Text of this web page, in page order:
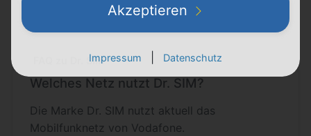
FAQ zu Dr. SIM
Welches Netz nutzt Dr. SIM?
Die Marke Dr. SIM nutzt aktuell das
Mobilfunknetz von Vodafone.
Akzeptieren
Impressum Datenschutz